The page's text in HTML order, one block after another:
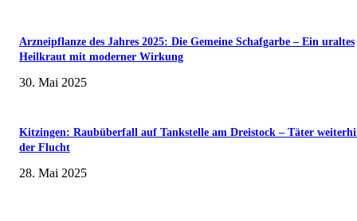
Arzneipflanze des Jahres 2025: Die Gemeine Schafgarbe – Ein uraltes
Heilkraut mit moderner Wirkung
30. Mai 2025
Kitzingen: Raubüberfall auf Tankstelle am Dreistock – Täter
der Flucht
28. Mai 2025